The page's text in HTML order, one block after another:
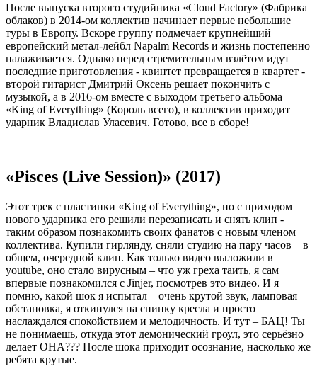
После выпуска второго студийника «Cloud Factory» (Фабрика
облаков) в 2014-ом коллектив начинает первые небольшие
туры в Европу. Вскоре группу подмечает крупнейший
европейский метал-лейбл Napalm Records и жизнь постепенно
налаживается. Однако перед стремительным взлётом идут
последние приготовления - квинтет превращается в квартет -
второй гитарист Дмитрий Оксень решает покончить с
музыкой, а в 2016-ом вместе с выходом третьего альбома
«King of Everything» (Король всего), в коллектив приходит
ударник Владислав Уласевич. Готово, все в сборе!
«Pisces (Live Session)» (2017)
Этот трек с пластинки «King of Everything», но с приходом
нового ударника его решили перезаписать и снять клип -
таким образом познакомить своих фанатов с новым членом
коллектива. Купили гирлянду, сняли студию на пару часов – в
общем, очередной клип. Как только видео выложили в
youtube, оно стало вирусным – что уж греха таить, я сам
впервые познакомился с Jinjer, посмотрев это видео. И я
помню, какой шок я испытал – очень крутой звук, ламповая
обстановка, я откинулся на спинку кресла и просто
наслаждался спокойствием и мелодичность. И тут – БАЦ! Ты
не понимаешь, откуда этот демонический гроул, это серьёзно
делает ОНА??? После шока приходит осознание, насколько же
ребята крутые.